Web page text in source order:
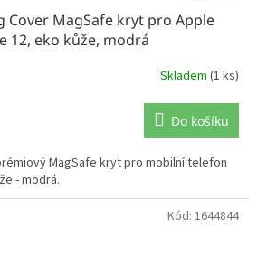
Cover MagSafe kryt pro Apple
12, eko kůže, modrá
Skladem (1 ks)
Do košíku
MagSafe kryt pro mobilní telefon
- modrá.
Kód: 1644844